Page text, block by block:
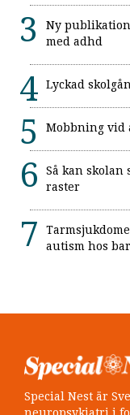
Ny
med adhd
Lyckad
Mobbning vid
Så kan skolan
raster
autism hos
Special Nest är